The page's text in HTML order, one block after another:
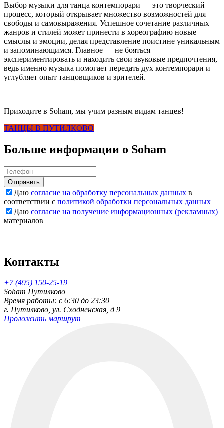
Выбор музыки для танца контемпорари — это творческий
процесс, который открывает множество возможностей для
свободы и самовыражения. Успешное сочетание различных
жанров и стилей может принести в хореографию новые
смыслы и эмоции, делая представление поистине уникальным
и запоминающимся. Главное — не бояться
экспериментировать и находить свои звуковые предпочтения,
ведь именно музыка помогает передать дух контемпорари и
углубляет опыт танцовщиков и зрителей.
Приходите в Soham, мы учим разным видам танцев!
ТАНЦЫ В ПУТИЛКОВО
Больше информации о Soham
Отправить
Даю согласие на обработку персональных данных в
соответствии с политикой обработки персональных данных
Даю согласие на получение информационных (рекламных)
материалов
Контакты
+7 (495) 150-25-19
Soham Путилково
Время работы: c 6:30 до 23:30
г. Путилково, ул. Сходненская, д 9
Проложить маршрут